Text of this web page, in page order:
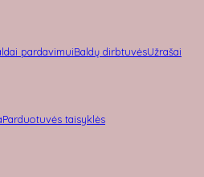
pardavimuiBaldų dirbtuvėsUžrašai
Parduotuvės taisyklės